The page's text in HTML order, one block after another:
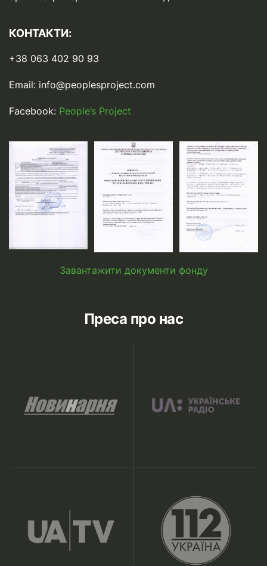
КОНТАКТИ:
+38 063 402 90 93
Email: info@peoplesproject.com
Facebook: People’s Project
Завантажити документи фонду
Преса про нас